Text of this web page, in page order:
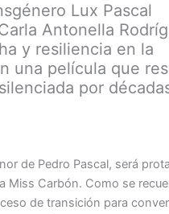
Lux Pascal
Antonella
y resiliencia en la
una película que
por
de Pedro Pascal, será
Miss Carbón. Como se
de transición para